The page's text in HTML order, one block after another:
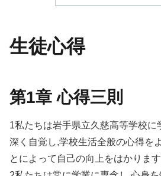
生徒心得
第1章 心得三則
1私たちは岩手県立久慈高等学校に
深く自覚し,学校生活全般の心得を
とによって自己の向上をはかります